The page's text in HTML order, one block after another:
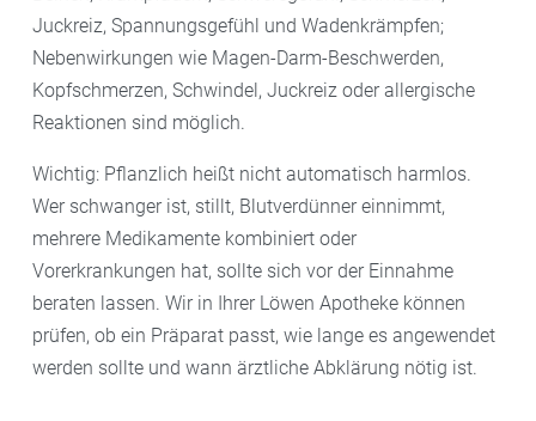
Juckreiz, Spannungsgefühl und Wadenkrämpfen;
Nebenwirkungen wie Magen-Darm-Beschwerden,
Kopfschmerzen, Schwindel, Juckreiz oder allergische
Reaktionen sind möglich.
Wichtig: Pflanzlich heißt nicht automatisch harmlos.
Wer schwanger ist, stillt, Blutverdünner einnimmt,
mehrere Medikamente kombiniert oder
Vorerkrankungen hat, sollte sich vor der Einnahme
beraten lassen. Wir in Ihrer Löwen Apotheke können
prüfen, ob ein Präparat passt, wie lange es angewendet
werden sollte und wann ärztliche Abklärung nötig ist.